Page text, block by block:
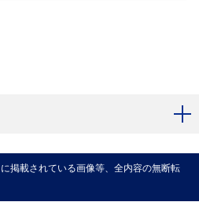
掲載されている画像等、全内容の無断転